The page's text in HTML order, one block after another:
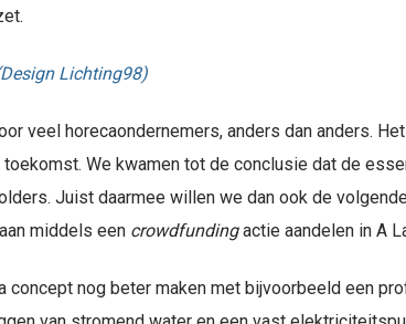
veel horecaondernemers, anders dan anders.
toekomst. We kwamen tot de conclusie dat de
Juist daarmee willen we dan ook de
middels een crowdfundingactie aandelen in A
concept nog beter maken met bijvoorbeeld een